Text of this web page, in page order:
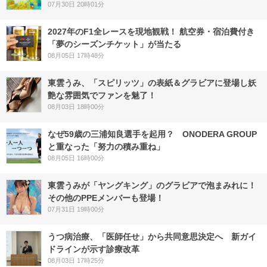
07月30日 20時01分
2027年のF1全レースを現地観戦！ 航空券・宿泊費付き
「夢のシーズンチケット」が当たる
08月05日 17時48分
東雲うみ、「スピリッツ」の表紙＆グラビアに登場し妖
艶な雰囲気でファンを魅了！
08月03日 18時00分
なぜ59歳の三浦知良選手を起用？ ONODERA GROUP
と重なった「努力の積み重ね」
08月05日 16時00分
東雲うみが「ヤングキング」のグラビアで泡まみれに！
その他のPPEメンバーも登場！
07月31日 19時00分
うつ病治療、「医師任せ」から共同意思決定へ 新ガイ
ドラインが示す診療改革
08月03日 17時25分